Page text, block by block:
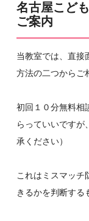
名古屋こど
ご案内
当教室では、直接
方法の二つからご
初回１０分無料相
らっていいですが
承ください）
これはミスマッチ
きるかを判断する